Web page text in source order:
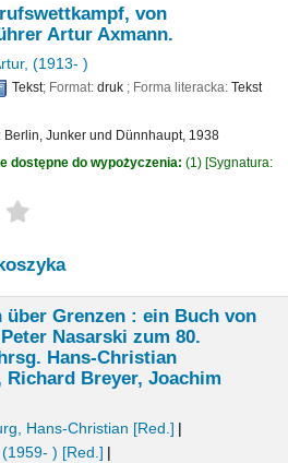
von
Artur Axmann.
, (1913- )
Tekst; Format: druk ; Forma literacka: Tekst
Berlin, Junker und Dünnhaupt, 1938
dostępne do wypożyczenia: (1) Sygnatura:
über Grenzen : ein Buch von
Nasarski zum 80.
Hans-Christian
Richard Breyer, Joachim
Hans-Christian [Red.]
, (1959- ) [Red.]